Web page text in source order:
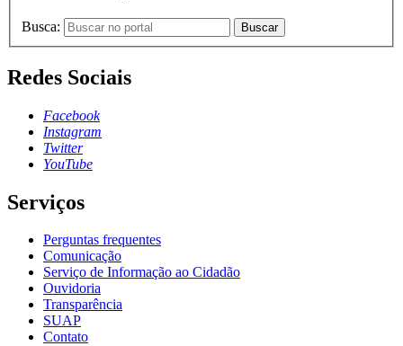
Busca: Buscar
Redes Sociais
Facebook
Instagram
Twitter
YouTube
Serviços
Perguntas frequentes
Comunicação
Serviço de Informação ao Cidadão
Ouvidoria
Transparência
SUAP
Contato